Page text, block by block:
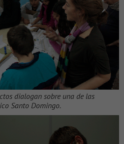
dialogan sobre una de las
Santo Domingo.